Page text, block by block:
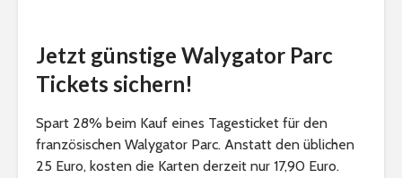
Jetzt günstige Walygator Parc
Tickets sichern!
Spart 28% beim Kauf eines Tagesticket für den
französischen Walygator Parc. Anstatt den üblichen
25 Euro, kosten die Karten derzeit nur 17,90 Euro.